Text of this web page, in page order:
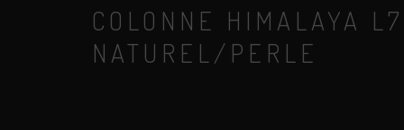
COLONNE HIMALAYA
NATUREL/PERLE